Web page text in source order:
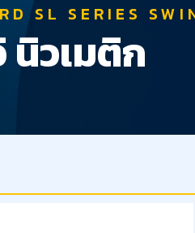
SL SERIES
นิวเมติก